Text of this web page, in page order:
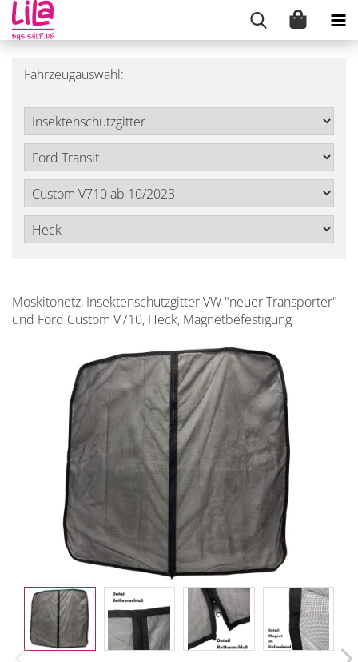
Fahrzeugauswahl:
Moskitonetz, Insektenschutzgitter VW "neuer Transporter"
und Ford Custom V710, Heck, Magnetbefestigung